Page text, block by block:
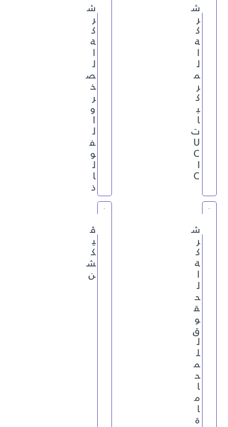
ش
ر
ك
ة
ا
ل
م
ر
ك
ب
ا
ت
U
C
I
C
ش
ر
ك
ة
ا
ل
ص
خ
ر
و
ا
ل
ف
و
ل
ا
ذ
ش
ر
ك
ة
ا
ل
ح
ق
و
ق
ل
ل
م
ح
ا
م
ا
ة
ڤ
ي
ك
ش
ن